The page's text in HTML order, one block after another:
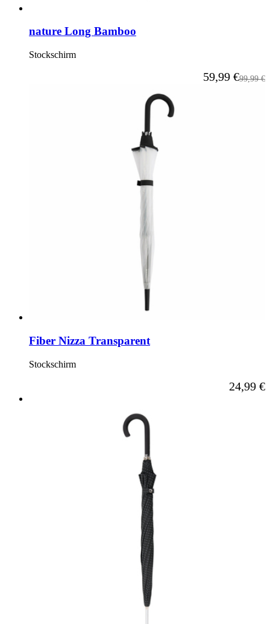
nature Long Bamboo
Stockschirm
Ab
59,99 €99,99 €
Fiber Nizza Transparent
Stockschirm
Ab
24,99 €